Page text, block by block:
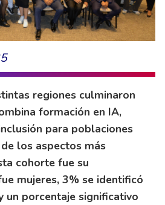
regiones culminaron
formación en IA,
para poblaciones
los aspectos más
cohorte fue su
mujeres, 3% se identificó
un porcentaje significativo